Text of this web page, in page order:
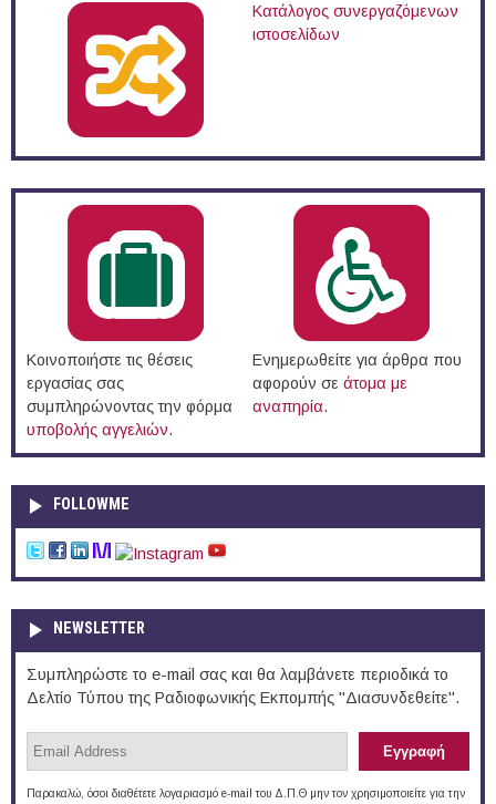
Κατάλογος συνεργαζόμενων
ιστοσελίδων
Κοινοποιήστε τις θέσεις
εργασίας σας
συμπληρώνοντας την φόρμα
υποβολής αγγελιών.
Ενημερωθείτε για άρθρα που
αφορούν σε άτομα με
αναπηρία.
FOLLOWME
NEWSLETTER
Συμπληρώστε το e-mail σας και θα λαμβάνετε περιοδικά το
Δελτίο Τύπου της Ραδιοφωνικής Εκπομπής "Διασυνδεθείτε".
Παρακαλώ, όσοι διαθέτετε λογαριασμό e-mail του Δ.Π.Θ μην τον χρησιμοποιείτε για την